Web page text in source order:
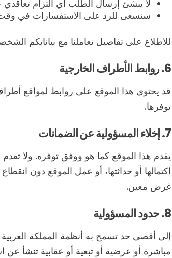
لا ينشئ إرسال الطلب أي التزام
سنسعى للرد على الاستفسارات في
للاطلاع على تفاصيل تعاملنا مع بياناتكم
6. روابط الأطراف الخارجية
قد يحتوي هذا الموقع على روابط لمواقع
توفرها.
7. إخلاء المسؤولية عن الضمانات
يقدم هذا الموقع كما هو ووفق توفره. ولا
اكتمالها أو حداثتها، أو عمل الموقع دون
غرض معين.
8. حدود المسؤولية
إلى أقصى حد تسمح به أنظمة المملكة
مباشرة أو عرضية أو تبعية أو عقابية تنشأ